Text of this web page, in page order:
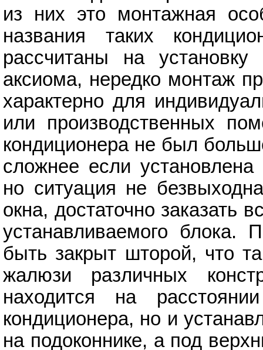
из них это монтажная
названия таких
рассчитаны на
аксиома, нередко монтаж
характерно для
или производственных
кондиционера не был
сложнее если установлена
но ситуация не
окна, достаточно заказать
устанавливаемого блока.
быть закрыт шторой, что
жалюзи различных
находится на
кондиционера, но и
на подоконнике, а под